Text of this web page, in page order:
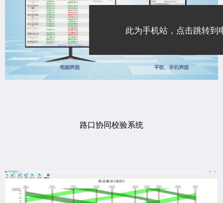
此为手机站，点击跳转到
路口协同校验系统